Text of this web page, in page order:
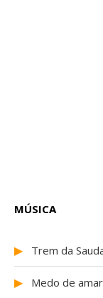
MÚSICA
▶ Trem da
▶ Medo de